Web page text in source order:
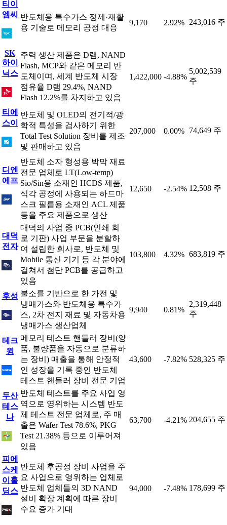
티이
엠씨 반도체용 특수가스 정제·재활
용 기술로 메모리 공정 대응
9,170 2.92% 243,016 주
SK
하이
닉스
주력 생산 제품은 D램, NAND
Flash, MCP와 같은 메모리 반
도체이며, 세계 반도체 시장
점유율 D램 29.4%, NAND
Flash 12.2%를 차지하고 있음
1,422,000 -4.88%
5,002,539
주
티에
스이
반도체 및 OLED의 전기적/광
학적 특성을 검사하기 위한
Total Test Solution 장비를 제조
및 판매하고 있음
207,000 0.00% 74,649 주
디엔
에프
반도체 소자 형성용 박막 재료
전문 업체로 LT(Low-temp)
Sio/Sin용 소재인 HCDS 제품,
식각 공정에 사용되는 하드마
스크 필름용 소재인 ACL 제품
등을 주요 제품으로 생산
12,650 -2.54% 12,508 주
대덕
전자
대덕의 사업 중 PCB(인쇄 회
로 기판) 사업 부문을 분할하
여 설립한 회사로, 반도체 및
Mobile 통신 기기 등 각 분야에
걸쳐서 첨단 PCB를 공급하고
있음
103,800 4.32% 683,819 주
후성 불소를 기반으로 한 가전 및
냉매가스와 반도체용 특수가
스, 2차 전지 재료 및 자동차용
냉매가스 생산업체
9,940 0.81%
2,319,448
주
테크
윙
메모리 테스트 핸들러 장비(양
품, 불량품을 자동으로 분류하
는 장비) 매출을 통해 안정적
인 성장을 기록 중인 반도체
테스트 핸들러 장비 전문 기업
43,600 -7.82% 528,325 주
두산
테스
나
반도체 테스트를 주요 사업 영
역으로 영위하는 시스템 반도
체 테스트 전문 업체로, 주 매
출은 Wafer Test 78.6%, PKG
Test 21.38% 등으로 이루어져
있음
63,700 -4.21% 204,655 주
피에
스케
이홀
딩스
반도체 후공정 장비 사업을 주
요 사업으로 영위하는 업체로
반도체 업체들의 3D NAND
설비 확장 계획에 따른 장비
수요 증가 기대
94,000 -7.48% 178,699 주